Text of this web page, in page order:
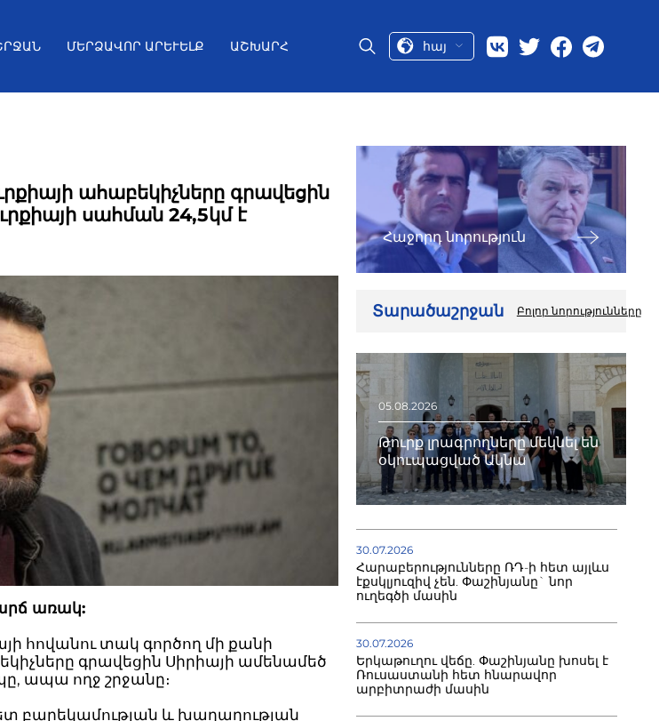
ՄԵՐՁԱՎՈՐ ԱՐԵՒԵԼՔ ԱՇԽԱՐՀ հայ
ահաբեկիչները գրավեցին
սահման 24,5կմ է
առակ:
հովանու տակ գործող մի քանի
գրավեցին Սիրիայի ամենամեծ
ապա ողջ շրջանը։
բարեկամության և խաղաղության
Հաջորդ նորություն
Տարածաշրջան Բոլոր նորությունները
05.08.2026
Թուրք լրագրողները մեկնել են
օկուպացված Ակնա
30.07.2026
Հարաբերությունները ՌԴ-ի հետ այլևս
էքսկլյուզիվ չեն. Փաշինյանը` նոր
ուղեգծի մասին
30.07.2026
Երկաթուղու վեճը. Փաշինյանը խոսել է
Ռուսաստանի հետ հնարավոր
արբիտրաժի մասին